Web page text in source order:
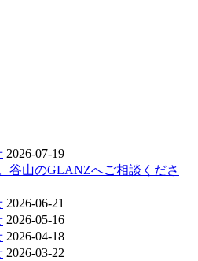
2026-07-19
谷山のGLANZへご相談くださ
2026-06-21
2026-05-16
2026-04-18
2026-03-22